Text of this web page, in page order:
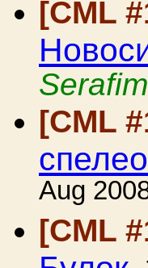
[CML
[CML
Aug
[CML